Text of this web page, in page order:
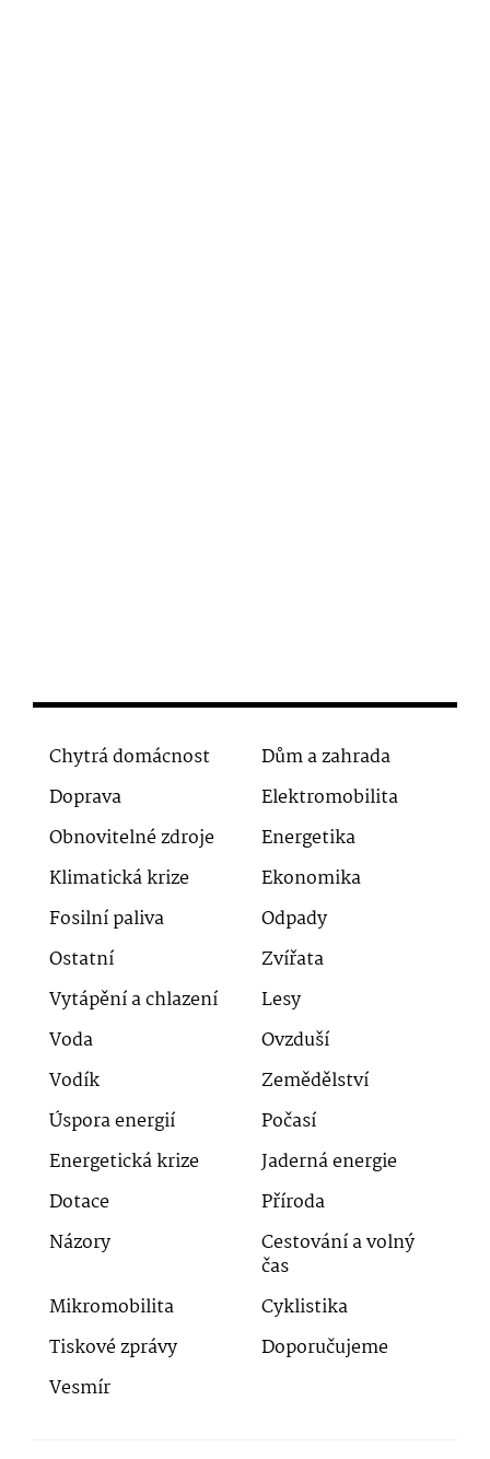
Chytrá domácnost
Dům a zahrada
Doprava
Elektromobilita
Obnovitelné zdroje
Energetika
Klimatická krize
Ekonomika
Fosilní paliva
Odpady
Ostatní
Zvířata
Vytápění a chlazení
Lesy
Voda
Ovzduší
Vodík
Zemědělství
Úspora energií
Počasí
Energetická krize
Jaderná energie
Dotace
Příroda
Názory
Cestování a volný
čas
Mikromobilita
Cyklistika
Tiskové zprávy
Doporučujeme
Vesmír